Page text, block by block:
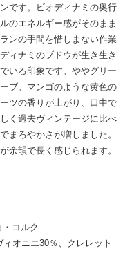
です。ビオディナミの奥行
のエネルギー感がそのまま
ンの手間を惜しまない作業
ィナミのブドウが生き生き
いる印象です。ややグリー
ブ。マンゴのような黄色の
ツの香りが上がり、口中で
く過去ヴィンテージに比べ
まろやかさが増しました。
余韻で長く感じられます。
コルク
オニエ30％、クレレット